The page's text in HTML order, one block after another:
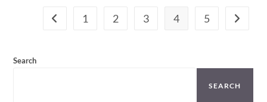
Go to the previous page
1 2 3 4 5 Go to
Search
SEARCH